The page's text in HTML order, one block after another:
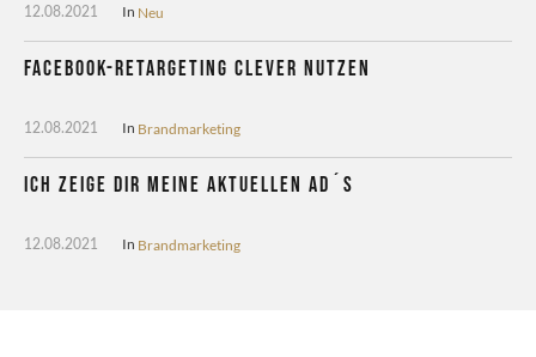
12.08.2021 In Neu
Facebook-Retargeting clever nutzen
12.08.2021 In Brandmarketing
Ich zeige dir meine aktuellen Ad´s
12.08.2021 In Brandmarketing